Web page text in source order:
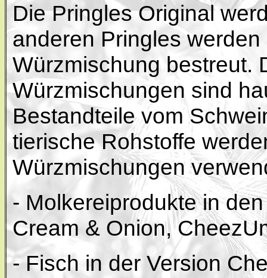
Die Pringles Original
anderen Pringles
Würzmischung bestreut.
Würzmischungen sind
Bestandteile vom
tierische Rohstoffe
Würzmischungen
- Molkereiprodukte in
Cream & Onion,
- Fisch in der Version